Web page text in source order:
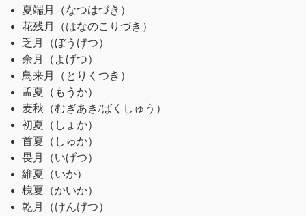
夏端月
（なつはづき）
花残月
（はなのこりづき）
乏月
（ぼうげつ）
余月
（よげつ）
鳥来月
（とりくつき）
孟夏 （もうか）
麦秋 （むぎあき/ばくしゅう）
初夏 （しょか）
首夏 （しゅか）
畏月
（いげつ）
維夏 （いか）
槐夏 （かいか）
乾月
（けんげつ）